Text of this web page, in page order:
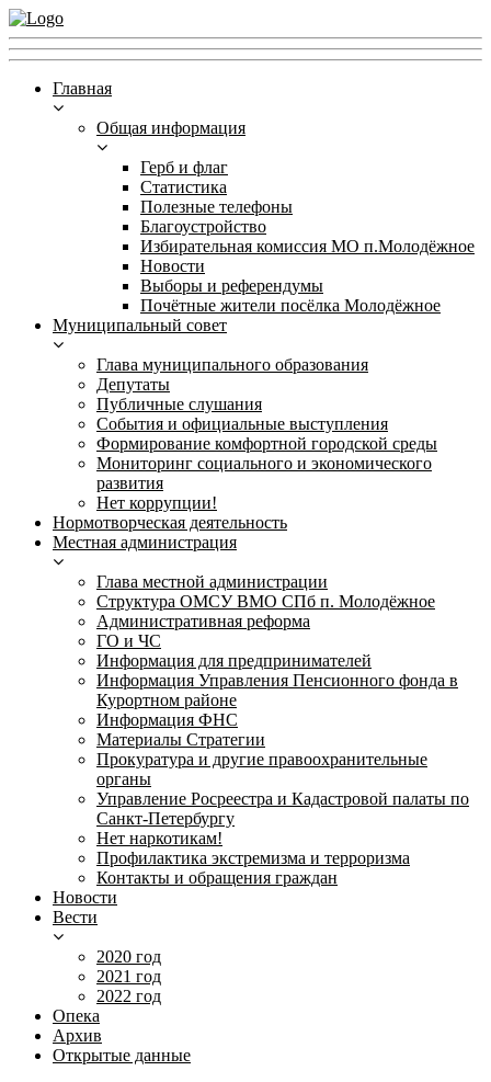
Главная
Общая информация
Герб и флаг
Статистика
Полезные телефоны
Благоустройство
Избирательная комиссия МО п.Молодёжное
Новости
Выборы и референдумы
Почётные жители посёлка Молодёжное
Муниципальный совет
Глава муниципального образования
Депутаты
Публичные слушания
События и официальные выступления
Формирование комфортной городской среды
Мониторинг социального и экономического
развития
Нет коррупции!
Нормотворческая деятельность
Местная администрация
Глава местной администрации
Структура ОМСУ ВМО СПб п. Молодёжное
Административная реформа
ГО и ЧС
Информация для предпринимателей
Информация Управления Пенсионного фонда в
Курортном районе
Информация ФНС
Материалы Стратегии
Прокуратура и другие правоохранительные
органы
Управление Росреестра и Кадастровой палаты по
Санкт-Петербургу
Нет наркотикам!
Профилактика экстремизма и терроризма
Контакты и обращения граждан
Новости
Вести
2020 год
2021 год
2022 год
Опека
Архив
Открытые данные